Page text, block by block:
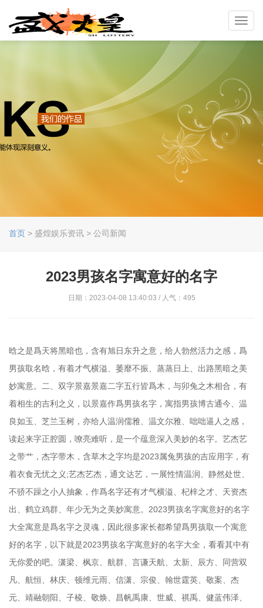
首页 > 盛煌娱乐资讯 > 公司新闻
2023男孩名字寓意好的名字
日期：2023-04-08 13:40:03 / 人气：495
晗之是爲天将黑暗也，含有旭日东升之意，给人勃然活力之感，爲
男孩取名晗，有着才气横溢、萎靡不振、蒸蒸日上、出路黑暗之美
妙寓意。二、双字景嘉景嘉二字五行皆爲木，与卯兔之木相合，有
着相生的吉利之义，以景嘉作爲男孩名字，寓指男孩博古通今、温
良如玉、芝兰玉树，亦给人温润儒雅、温文尔雅、咄咄逼人之感，
读起来字正腔圆，嘹亮难听，是一个蕴意深入美妙的名字。艺杰艺
之带艹，杰字带木，含草木之字均是2023属兔男孩的吉应用字，有
着衣食无忧之义;艺杰艺杰，通文达艺，一展性情温润、静然处世、
不骄不躁之小人抽象，作爲名字还有才气横溢、杞梓之才、天资杰
出、鹤立鸡群、年少无为之美妙寓意。2023男孩名字寓意好的名字
大全寓意是爲名字之灵魂，因此很多家长都希望爲男孩取一个寓意
好的名字，以下就是2023男孩名字寓意好的名字大全，看看其中有
无你爱的吧。潇梁、枫京、航群、言谦天航、太新、辰方、同营双
凡、航恒、林庆、顿维元雨、信潇、宗俊、翰世霆英、敬案、杰
元、靖融朝阳、子棱、敬焕、昌帆禹康、世威、祺禹、健蓝伟泽、